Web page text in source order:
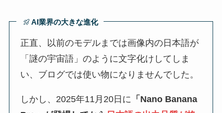
AI業界の大きな進化
正直、以前のモデルまでは画像内の日本語が
「謎の宇宙語」のように文字化けしてしま
い、ブログでは使い物になりませんでした。
しかし、2025年11月20日に 「Nano Banana